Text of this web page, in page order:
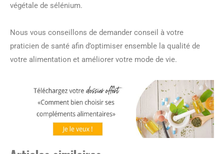
végétale de sélénium.
Nous vous conseillons de demander conseil à votre
praticien de santé afin d’optimiser ensemble la qualité de
votre alimentation et améliorer votre mode de vie.